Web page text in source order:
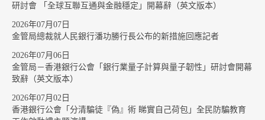
研討會 「全球互聯互通與金融穩定」開幕辭（英文版本）
2026年07月07日
金管局總裁就人民銀行潘功勝行長公布的新措施回應記者
2026年07月06日
金管局－香港銀行公會「銀行業量子計算與量子韌性」研討會開幕
致辭（英文版本）
2026年07月02日
香港銀行公會「分清騙徒『偽』術 睇實自己荷包」全民防騙教育